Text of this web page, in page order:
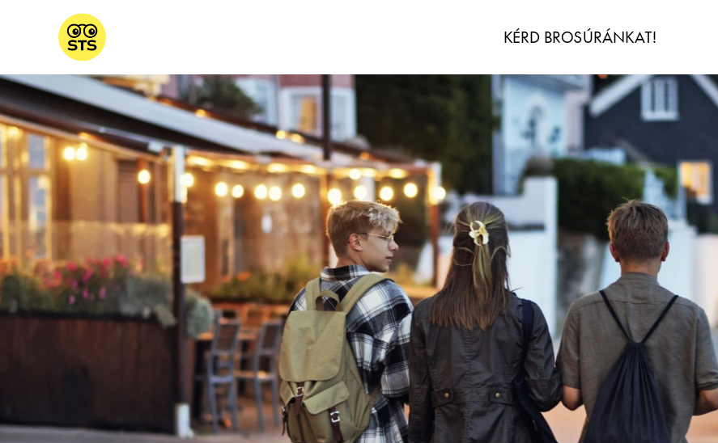
KÉRD BROSÚRÁNKAT!